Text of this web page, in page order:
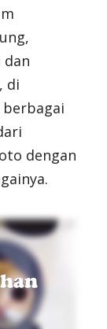
di
berbagai
dengan